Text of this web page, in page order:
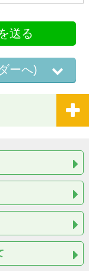
送る
ーへ)